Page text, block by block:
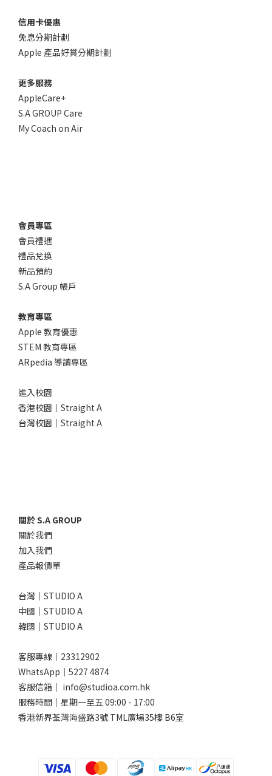
信用卡優惠
免息分期計劃
Apple 產品好賞分期計劃
更多服務
AppleCare+
S.A GROUP Care
My Coach on Air
會員專區
會員禮遇
禮品兌換
新品預約
S.A Group 帳戶
教育專區
Apple 教育優惠
STEM 教育專區
ARpedia 導讀專區
進入校園
香港校園｜Straight A
台灣校園｜Straight A
關於 S.A GROUP
關於我們
加入我們
產品報價單
台灣｜STUDIO A
中國｜STUDIO A
韓國｜STUDIO A
客服專線｜23312902
WhatsApp｜ 5227 4874
客服信箱｜ info@studioa.com.hk
服務時間｜星期一至五 09:00 - 17:00
香港新界荃灣海盛路3號 TML廣場35樓 B6室